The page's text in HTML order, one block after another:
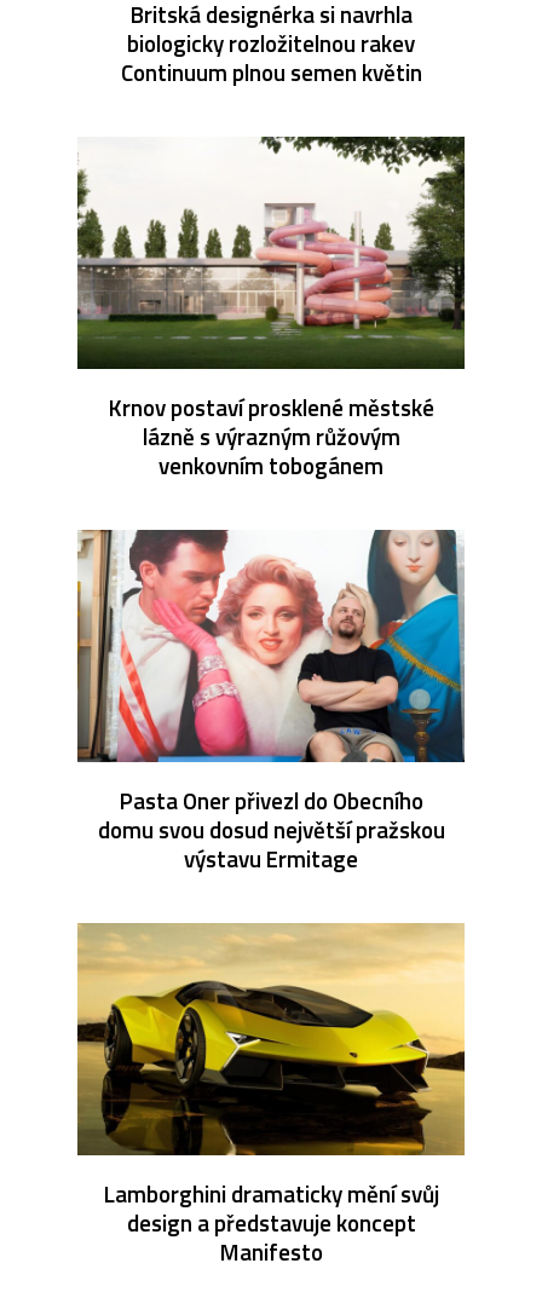
Britská designérka si navrhla
biologicky rozložitelnou rakev
Continuum plnou semen květin
Krnov postaví prosklené městské
lázně s výrazným růžovým
venkovním tobogánem
Pasta Oner přivezl do Obecního
domu svou dosud největší pražskou
výstavu Ermitage
Lamborghini dramaticky mění svůj
design a představuje koncept
Manifesto